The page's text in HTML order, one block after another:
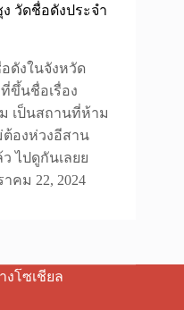
วัดชื่อดังประจำ
ดังในจังหวัด
ขึ้นชื่อเรื่อง
เป็นสถานที่ห้าม
ต้องห่วงอีสาน
ไปดูกันเลยย
คม 22, 2024
โซเชียล